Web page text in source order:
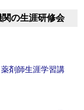
の生涯研修会
剤師生涯学習講